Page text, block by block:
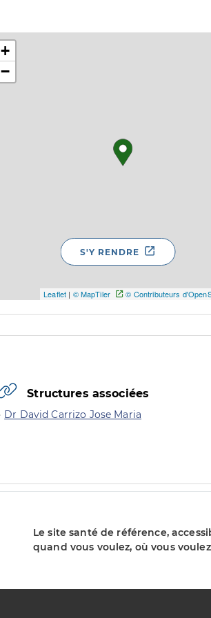
+
−
Leaflet | © MapTiler © Contributeurs
S'Y RENDRE
Structures associées
Dr David Carrizo Jose Maria
Le site santé de référence,
quand vous voulez, où vous voulez